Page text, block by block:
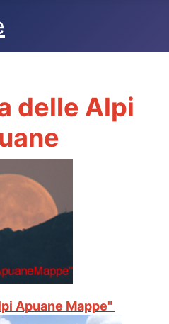
delle Alpi
Apuane Mappe"